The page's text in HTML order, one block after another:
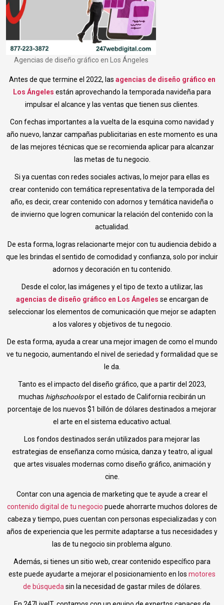
Agencias de diseño gráfico en Los Ángeles
Antes de que termine el 2022, las agencias de diseño gráfico en
Los Ángeles están aprovechando la temporada navideña para
impulsar el alcance y las ventas que tienen sus clientes.
Con fechas importantes a la vuelta de la esquina como navidad y
año nuevo, lanzar campañas publicitarias en este momento es una
de las mejores técnicas que se recomienda aplicar para alcanzar
las metas de tu negocio.
Si ya cuentas con redes sociales activas, lo mejor para ellas es
crear contenido con temática representativa de la temporada del
año, es decir, crear contenido con adornos y temática navideña o
de invierno que logren comunicar la relación del contenido con la
actualidad.
De esta forma, logras relacionarte mejor con tu audiencia debido a
que les brindas el sentido de comodidad y confianza, solo por incluir
adornos y decoración en tu contenido.
Desde el color, las imágenes y el tipo de texto a utilizar, las
agencias de diseño gráfico en Los Ángeles se encargan de
seleccionar los elementos de comunicación que mejor se adapten
a los valores y objetivos de tu negocio.
De esta forma, ayuda a crear una mejor imagen de como el mundo
ve tu negocio, aumentando el nivel de seriedad y formalidad que se
le da.
Tanto es el impacto del diseño gráfico, que a partir del 2023,
muchas highschoolspor el estado de California recibirán un
porcentaje de los nuevos $1 billón de dólares destinados a mejorar
el arte en el sistema educativo actual.
Los fondos destinados serán utilizados para mejorar las
estrategias de enseñanza como música, danza y teatro, al igual
que artes visuales modernas como diseño gráfico, animación y
cine.
Contar con una agencia de marketing que te ayude a crear el
contenido digital de tu negocio puede ahorrarte muchos dolores de
cabeza y tiempo, pues cuentan con personas especializadas y con
años de experiencia que les permite adaptarse a tus necesidades y
las de tu negocio sin problema alguno.
Además, si tienes un sitio web, crear contenido específico para
este puede ayudarte a mejorar el posicionamiento en los motores
de búsquedasin la necesidad de gastar miles de dólares.